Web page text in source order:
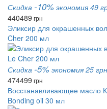
Скидка -10% экономия 49
440489 грн
Эликсир для окрашенных
Cher 200 мл
Скидка -5% экономия 25 грн
474499 грн
Восстанавливающее масло
Bonding oil 30 мл